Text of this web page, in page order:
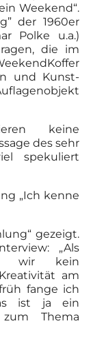
Weekend“.
der 1960er
Polke u.a.)
die im
und Kunst-
keine
des sehr
spekuliert
„Ich kenne
gezeigt.
„Als
wir kein
am
fange ich
ist ja ein
zum Thema